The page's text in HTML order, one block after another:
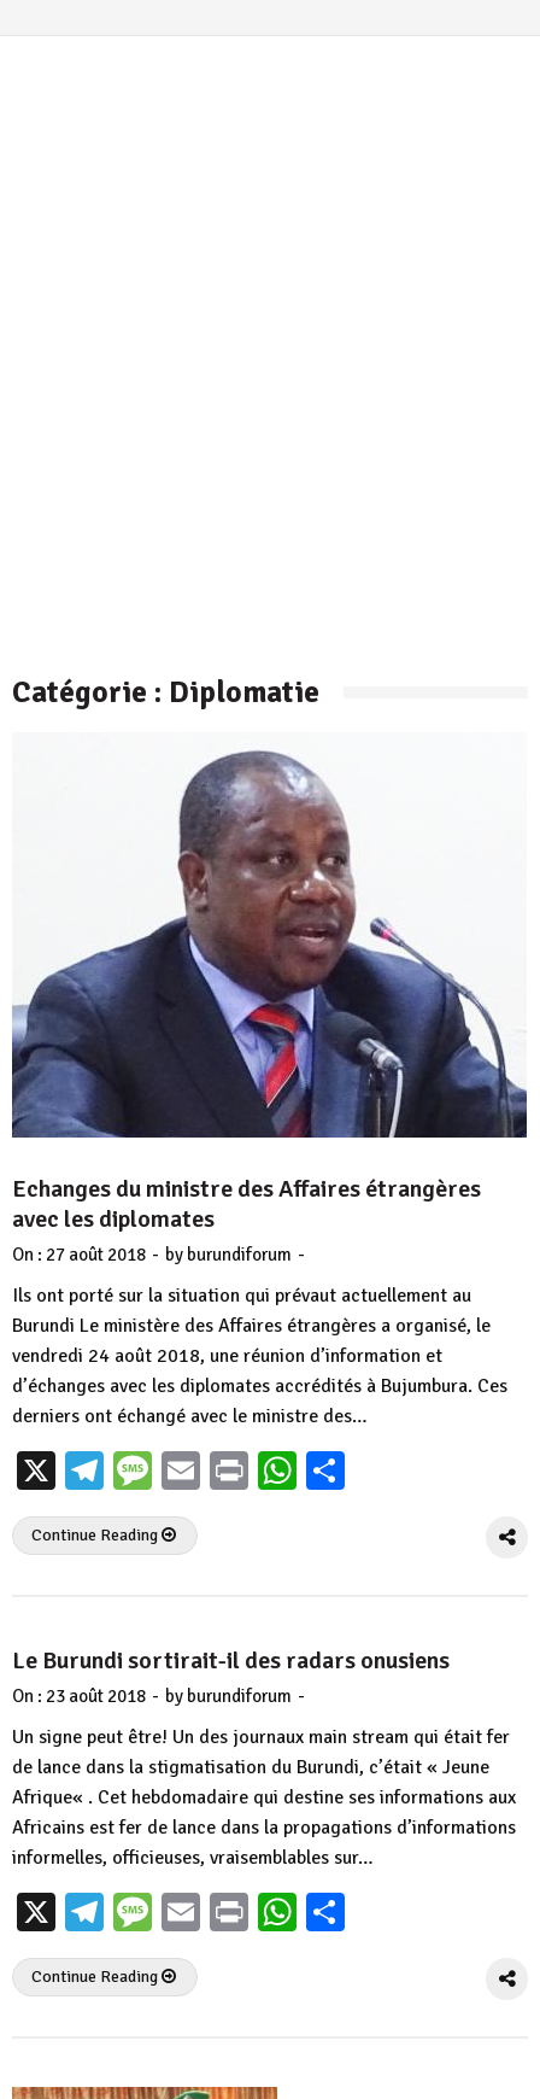
Catégorie : Diplomatie
Echanges du ministre des Affaires étrangères
avec les diplomates
On : 27 août 2018 - by burundiforum -
Ils ont porté sur la situation qui prévaut actuellement au
Burundi Le ministère des Affaires étrangères a organisé, le
vendredi 24 août 2018, une réunion d’information et
d’échanges avec les diplomates accrédités à Bujumbura. Ces
derniers ont échangé avec le ministre des…
X Telegram
Message
EmailPrintWhatsApp
Continue Reading
Le Burundi sortirait-il des radars onusiens
On : 23 août 2018 - by burundiforum -
Un signe peut être! Un des journaux main stream qui était fer
de lance dans la stigmatisation du Burundi, c’était « Jeune
Afrique« . Cet hebdomadaire qui destine ses informations aux
Africains est fer de lance dans la propagations d’informations
informelles, officieuses, vraisemblables sur…
X Telegram
Message
EmailPrintWhatsApp
Continue Reading